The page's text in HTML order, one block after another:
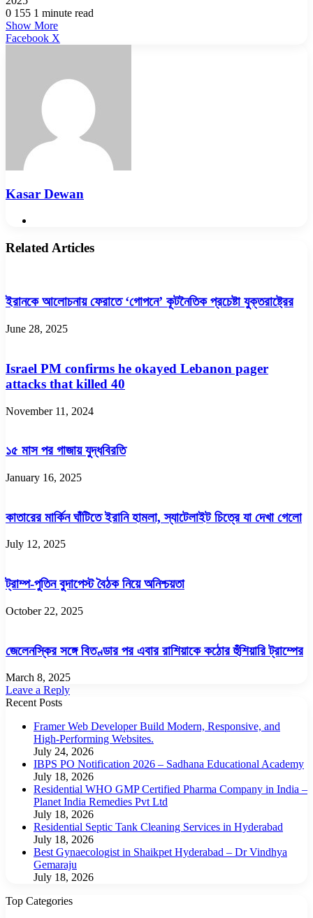
0 155 1 minute read
Show More
Facebook X
Kasar Dewan
Related Articles
ইরানকে আলোচনায় ফেরাতে ‘গোপনে’ কূটনৈতিক প্রচেষ্টা যুক্তরাষ্ট্রের
June 28, 2025
Israel PM confirms he okayed Lebanon pager
attacks that killed 40
November 11, 2024
১৫ মাস পর গাজায় যুদ্ধবিরতি
January 16, 2025
কাতারের মার্কিন ঘাঁটিতে ইরানি হামলা, স্যাটেলাইট চিত্রে যা দেখা গেলো
July 12, 2025
ট্রাম্প-পুতিন বুদাপেস্ট বৈঠক নিয়ে অনিশ্চয়তা
October 22, 2025
জেলেনস্কির সঙ্গে বিতণ্ডার পর এবার রাশিয়াকে কঠোর হুঁশিয়ারি ট্রাম্পের
March 8, 2025
Leave a Reply
Recent Posts
Framer Web Developer Build Modern, Responsive, and
High-Performing Websites.
July 24, 2026
IBPS PO Notification 2026 – Sadhana Educational Academy
July 18, 2026
Residential WHO GMP Certified Pharma Company in India –
Planet India Remedies Pvt Ltd
July 18, 2026
Residential Septic Tank Cleaning Services in Hyderabad
July 18, 2026
Best Gynaecologist in Shaikpet Hyderabad – Dr Vindhya
Gemaraju
July 18, 2026
Top Categories